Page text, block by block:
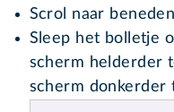
Scrol naar
Sleep het bolletje
scherm helderder
scherm donkerder